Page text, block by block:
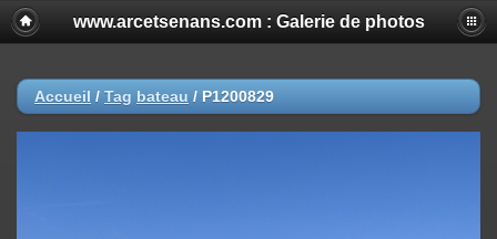
www.arcetsenans.com : Galerie de photos
Accueil / Tag bateau / P1200829